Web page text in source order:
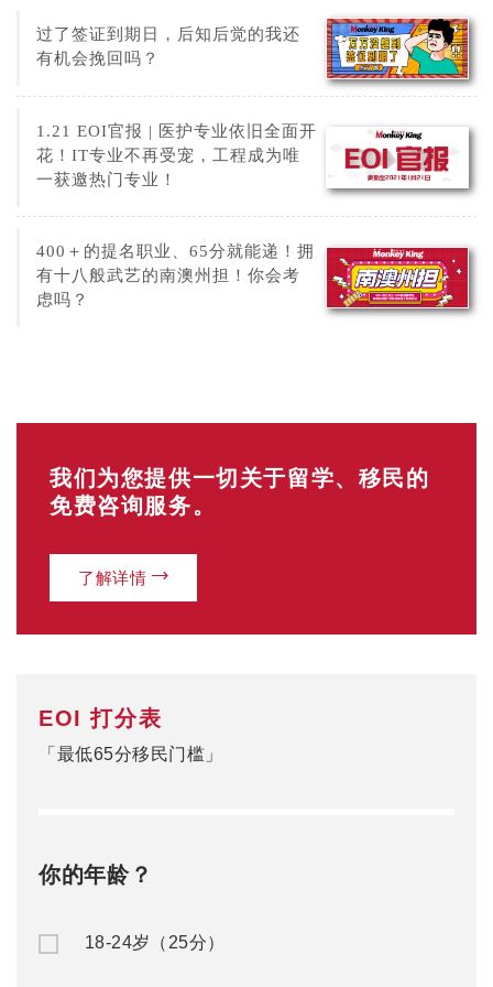
过了签证到期日，后知后觉的我还
有机会挽回吗？
1.21 EOI官报 | 医护专业依旧全面开
花！IT专业不再受宠，工程成为唯
一获邀热门专业！
400＋的提名职业、65分就能递！拥
有十八般武艺的南澳州担！你会考
虑吗？
我们为您提供一切关于留学、移民的
免费咨询服务。
了解详情
EOI 打分表
「最低65分移民门槛」
你的年龄？
18-24岁（25分）